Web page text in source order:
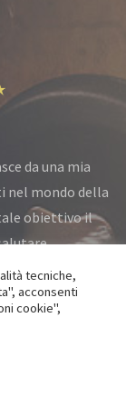
da una mia
nel mondo della
obiettivo il
by
tecniche,
acconsenti
cookie",